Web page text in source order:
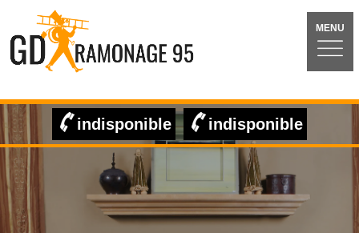
MENU
indisponible indisponible